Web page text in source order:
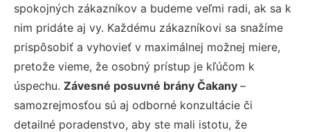
spokojných zákazníkov a budeme veľmi radi, ak sa k
nim pridáte aj vy. Každému zákazníkovi sa snažíme
prispôsobiť a vyhovieť v maximálnej možnej miere,
pretože vieme, že osobný prístup je kľúčom k
úspechu. Závesné posuvné brány Čakany –
samozrejmosťou sú aj odborné konzultácie či
detailné poradenstvo, aby ste mali istotu, že